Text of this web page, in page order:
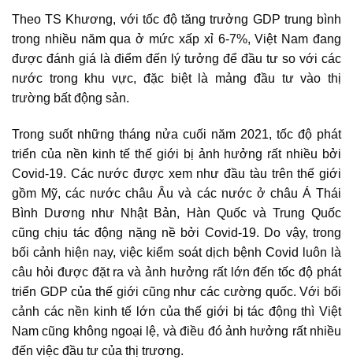
Theo TS Khương, với tốc độ tăng trưởng GDP trung bình
trong nhiều năm qua ở mức xấp xỉ 6-7%, Việt Nam đang
được đánh giá là điểm đến lý tưởng để đầu tư so với các
nước trong khu vực, đặc biệt là mảng đầu tư vào thị
trường bất động sản.
Trong suốt những tháng nửa cuối năm 2021, tốc độ phát
triển của nền kinh tế thế giới bị ảnh hưởng rất nhiều bởi
Covid-19. Các nước được xem như đầu tàu trên thế giới
gồm Mỹ, các nước châu Âu và các nước ở châu Á Thái
Bình Dương như Nhật Bản, Hàn Quốc và Trung Quốc
cũng chịu tác động nặng nề bởi Covid-19. Do vậy, trong
bối cảnh hiện nay, việc kiểm soát dịch bệnh Covid luôn là
câu hỏi được đặt ra và ảnh hưởng rất lớn đến tốc độ phát
triển GDP của thế giới cũng như các cường quốc. Với bối
cảnh các nền kinh tế lớn của thế giới bị tác động thì Việt
Nam cũng không ngoại lệ, và điều đó ảnh hưởng rất nhiều
đến việc đầu tư của thị trương.